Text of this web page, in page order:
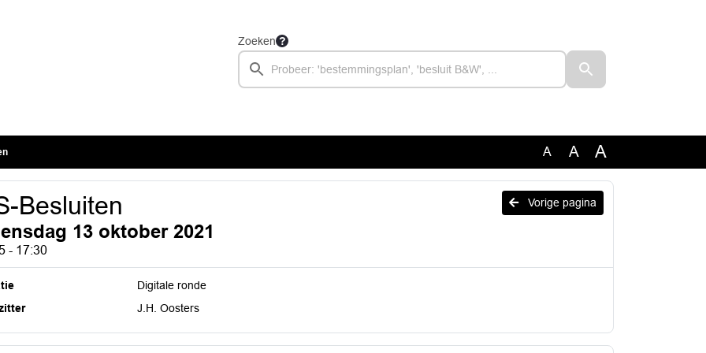
Zoeken
A A A
Vorige pagina
Besluiten
13 oktober 2021
- 17:30
Digitale ronde
J.H. Oosters